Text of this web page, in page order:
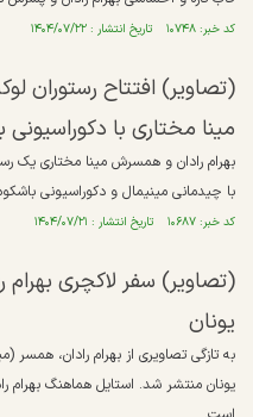
کد خبر: ۱۰۷۴۸ تاریخ انتشار : ۱۴۰۴/۰۷/۲۲
(تصاویر) افتتاح رستوران
مینا مختاری با دکوراسیونی
بهرام رادان و همسرش مینا مختاری یک
با چیدمانی مینیمال و دکوراسیونی
کد خبر: ۱۰۶۸۷ تاریخ انتشار : ۱۴۰۴/۰۷/۲۱
(تصاویر) سفر لاکچری
یونان
به تازگی تصاویری از بهرام رادان،
یونان منتشر شد. استایل هماهنگ بهرام